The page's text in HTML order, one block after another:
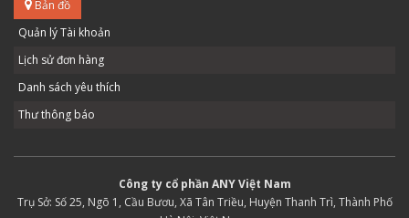
Bản đồ
Quản lý Tài khoản
Lịch sử đơn hàng
Danh sách yêu thích
Thư thông báo
Công ty cổ phần ANY Việt Nam
Trụ Sở: Số 25, Ngõ 1, Cầu Bươu, Xã Tân Triều, Huyện Thanh Trì, Thành Phố